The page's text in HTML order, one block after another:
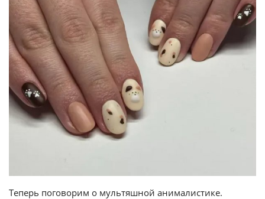
Теперь поговорим о мультяшной анималистике.